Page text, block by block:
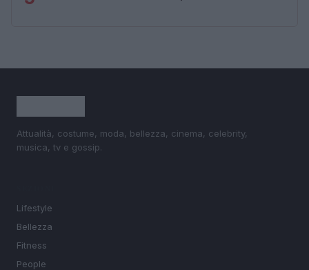
Attualità, costume, moda, bellezza, cinema, celebrity,
musica, tv e gossip.
Lifestyle
Bellezza
Fitness
People